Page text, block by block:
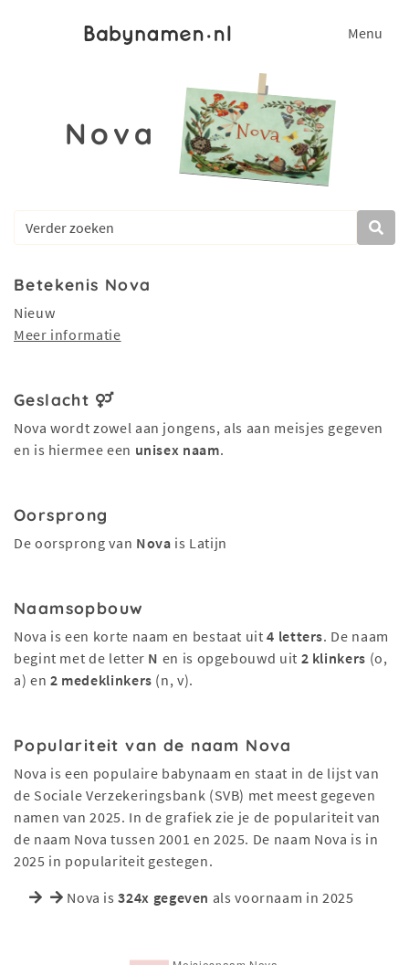
Menu
Nova
Betekenis Nova
Nieuw
Meer informatie
Geslacht
Nova wordt zowel aan jongens, als aan meisjes gegeven
en is hiermee een unisex naam.
Oorsprong
De oorsprong van Nova is Latijn
Naamsopbouw
Nova is een korte naam en bestaat uit4 letters. De naam
begint met de letter N en is opgebouwd uit 2 klinkers (o,
a) en 2 medeklinkers (n, v).
Populariteit van de naam Nova
Nova is een populaire babynaam en staat in de lijst van
de Sociale Verzekeringsbank (SVB) met meest gegeven
namen van 2025. In de grafiek zie je de populariteit van
de naam Nova tussen 2001 en 2025. De naam Nova is in
2025 in populariteit gestegen.
Nova is324x gegeven als voornaam in 2025